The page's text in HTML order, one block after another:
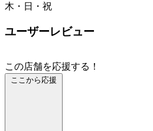
木・日・祝
ユーザーレビュー
この店舗を応援する！
ここから応援